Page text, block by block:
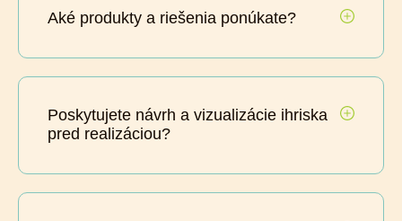
Aké produkty a riešenia ponúkate?
Poskytujete návrh a vizualizácie ihriska
pred realizáciou?